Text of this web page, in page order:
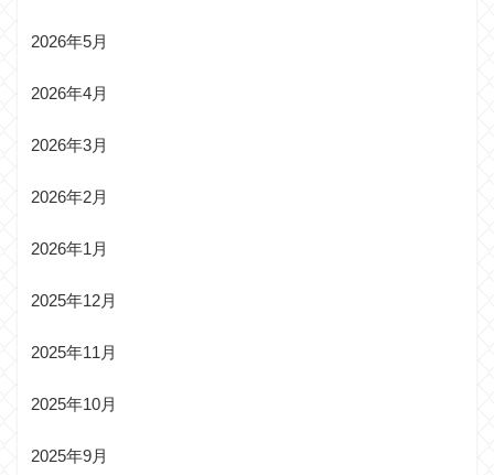
2026年5月
2026年4月
2026年3月
2026年2月
2026年1月
2025年12月
2025年11月
2025年10月
2025年9月